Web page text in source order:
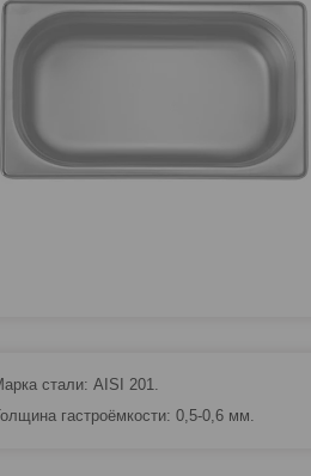
стали: AISI 201.
гастроёмкости: 0,5-0,6 мм.